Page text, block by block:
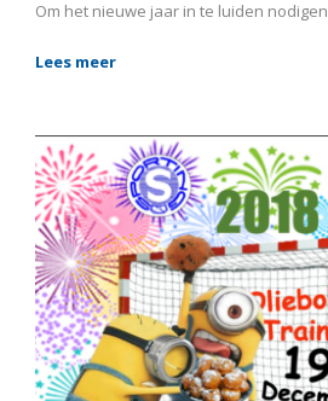
Om het nieuwe jaar in te luiden
Lees meer